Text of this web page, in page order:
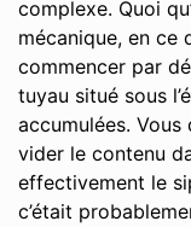
complexe. Quoi
mécanique, en ce
commencer par
tuyau situé sous
accumulées.
vider le contenu
effectivement le
c’était